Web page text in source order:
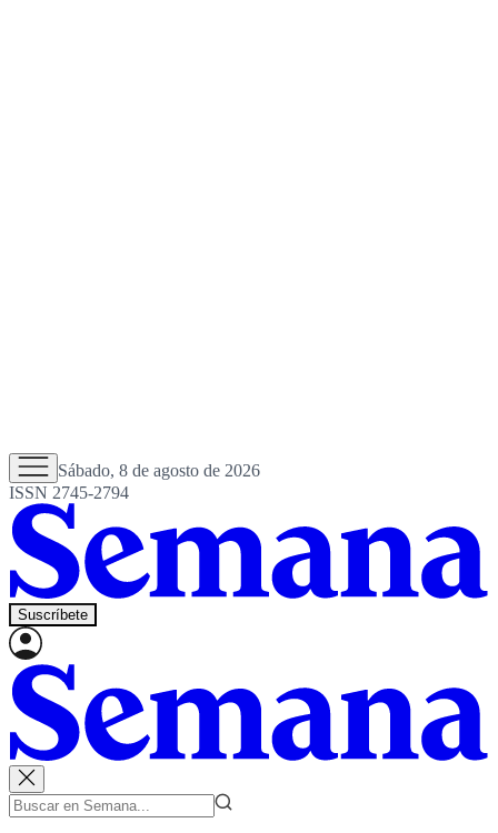
Sábado, 8 de agosto de 2026
ISSN 2745-2794
Suscríbete